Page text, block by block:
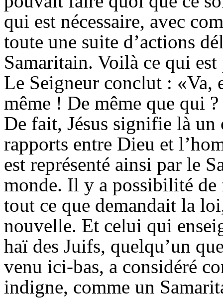
qui est nécessaire, avec
toute une suite d’actions
Samaritain. Voilà ce qui
Le Seigneur conclut : «Va,
même ! De même que qui
De fait, Jésus signifie là un
rapports entre Dieu et
est représenté ainsi par le
monde. Il y a possibilité de
tout ce que demandait la
nouvelle. Et celui qui
haï des Juifs, quelqu’un
venu ici-bas, a considéré
indigne, comme un